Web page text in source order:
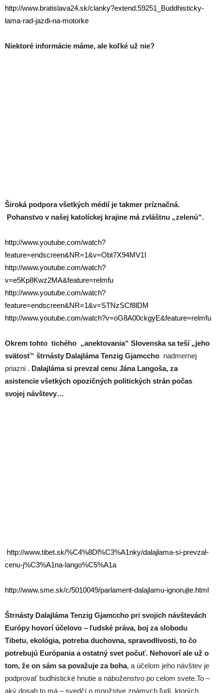
http://www.bratislava24.sk/clanky?extend.59251_Buddhisticky-
lama-rad-jazdi-na-motorke
Niektoré informácie máme, ale koľké už nie?
Široká podpora všetkých médií je takmer príznačná.
Pohanstvo v našej katolíckej krajine má zvláštnu „zelenú“.
http://www.youtube.com/watch?
feature=endscreen&NR=1&v=Obt7X94MV1I
http://www.youtube.com/watch?
v=e5Kp8Kwz2MA&feature=relmfu
http://www.youtube.com/watch?
feature=endscreen&NR=1&v=STNzSCf8lDM
http://www.youtube.com/watch?v=oG8A00ckgyE&feature=relmfu
Okrem tohto tichého „anektovania“ Slovenska sa teší „jeho
svätosť“ štrnásty Dalajláma Tenzig Gjamccho nadmernej
priazni . Dalajláma si prevzal cenu Jána Langoša, za
asistencie všetkých opozičných politických strán počas
svojej návštevy…
http://www.tibet.sk/%C4%8Dl%C3%A1nky/dalajlama-si-prevzal-
cenu-j%C3%A1na-lango%C5%A1a
http://www.sme.sk/c/5010049/parlament-dalajlamu-ignorujte.html
Štrnásty Dalajláma Tenzig Gjamccho pri svojich návštevách
Európy hovorí účelovo – ľudské práva, boj za slobodu
Tibetu, ekológia, potreba duchovna, spravodlivosti, to čo
potrebujú Európania a ostatný svet počuť. Nehovorí ale už o
tom, že on sám sa považuje za boha, a účelom jeho návštev je
podprovať budhistické hnutie a náboženstvo po celom svete.To –
aký dosah to má – svedčí o množstve známych ľudí, ktorých